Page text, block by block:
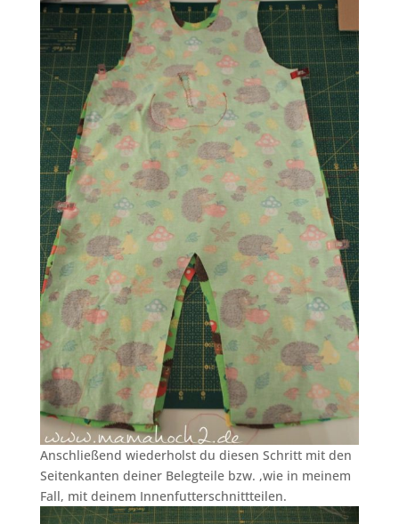
Anschließend wiederholst du diesen Schritt mit den
Seitenkanten deiner Belegteile bzw. ,wie in meinem
Fall, mit deinem Innenfutterschnittteilen.